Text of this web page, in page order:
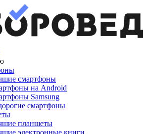
смартфоны
на Android
Samsung
смартфоны
планшеты
электронные книги